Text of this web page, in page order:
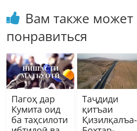
Вам также может
понравиться
Пагоҳ дар
Кумита оид
ба таҳсилоти
Таҷдиди
қитъаи
Қизилқалъа-